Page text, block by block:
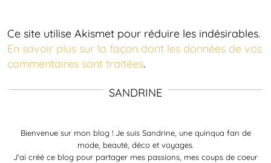
Ce site utilise Akismet pour réduire les indésirables.
En savoir plus sur la façon dont les données de vos
commentaires sont traitées.
SANDRINE
Bienvenue sur mon blog ! Je suis Sandrine, une quinqua fan de
mode, beauté, déco et voyages.
J'ai créé ce blog pour partager mes passions, mes coups de coeur